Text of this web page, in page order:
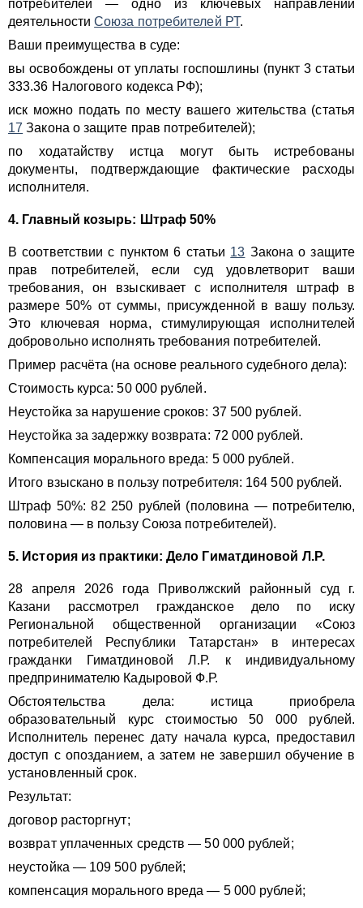
потребителей — одно из ключевых направлений
деятельностиСоюза потребителей РТ.
Ваши преимущества в суде:
вы освобождены от уплаты госпошлины (пункт 3 статьи
333.36 Налогового кодекса РФ);
иск можно подать по месту вашего жительства (статья
17 Закона о защите прав потребителей);
по ходатайству истца могут быть истребованы
документы, подтверждающие фактические расходы
исполнителя.
4. Главный козырь: Штраф 50%
В соответствии с пунктом 6 статьи 13 Закона о защите
прав потребителей, если суд удовлетворит ваши
требования, он взыскивает с исполнителя штраф в
размере 50% от суммы, присужденной в вашу пользу.
Это ключевая норма, стимулирующая исполнителей
добровольно исполнять требования потребителей.
Пример расчёта (на основе реального судебного дела):
Стоимость курса: 50 000 рублей.
Неустойка за нарушение сроков: 37 500 рублей.
Неустойка за задержку возврата: 72 000 рублей.
Компенсация морального вреда: 5 000 рублей.
Итого взыскано в пользу потребителя: 164 500 рублей.
Штраф 50%: 82 250 рублей (половина — потребителю,
половина — в пользу Союза потребителей).
5. История из практики: Дело Гиматдиновой Л.Р.
28 апреля 2026 года Приволжский районный суд г.
Казани рассмотрел гражданское дело по иску
Региональной общественной организации «Союз
потребителей Республики Татарстан» в интересах
гражданки Гиматдиновой Л.Р. к индивидуальному
предпринимателю Кадыровой Ф.Р.
Обстоятельства дела: истица приобрела
образовательный курс стоимостью 50 000 рублей.
Исполнитель перенес дату начала курса, предоставил
доступ с опозданием, а затем не завершил обучение в
установленный срок.
Результат:
договор расторгнут;
возврат уплаченных средств — 50 000 рублей;
неустойка — 109 500 рублей;
компенсация морального вреда — 5 000 рублей;